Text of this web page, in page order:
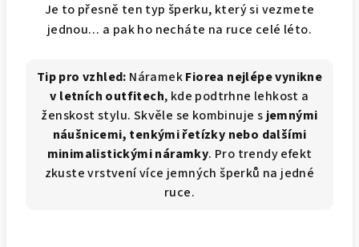
Je to přesně ten typ šperku, který si vezmete
jednou… a pak ho necháte na ruce celé léto.
Tip pro vzhled: NáramekFiorea nejlépe vynikne
v letních outfitech, kde podtrhne lehkost a
ženskost stylu. Skvěle se kombinuje s jemnými
náušnicemi, tenkými řetízky nebo dalšími
minimalistickými náramky. Pro trendy efekt
zkuste vrstvení více jemných šperků na jedné
ruce.